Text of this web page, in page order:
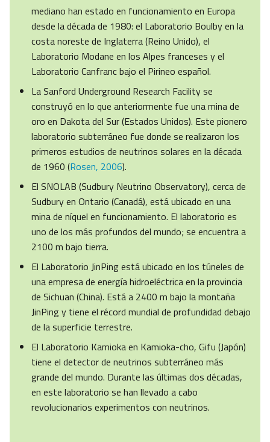
mediano han estado en funcionamiento en Europa
desde la década de 1980: el Laboratorio Boulby en la
costa noreste de Inglaterra (Reino Unido), el
Laboratorio Modane en los Alpes franceses y el
Laboratorio Canfranc bajo el Pirineo español.
La Sanford Underground Research Facility se
construyó en lo que anteriormente fue una mina de
oro en Dakota del Sur (Estados Unidos). Este pionero
laboratorio subterráneo fue donde se realizaron los
primeros estudios de neutrinos solares en la década
de 1960 (Rosen, 2006).
El SNOLAB (Sudbury Neutrino Observatory), cerca de
Sudbury en Ontario (Canadá), está ubicado en una
mina de níquel en funcionamiento. El laboratorio es
uno de los más profundos del mundo; se encuentra a
2100 m bajo tierra.
El Laboratorio JinPing está ubicado en los túneles de
una empresa de energía hidroeléctrica en la provincia
de Sichuan (China). Está a 2400 m bajo la montaña
JinPing y tiene el récord mundial de profundidad debajo
de la superficie terrestre.
El Laboratorio Kamioka en Kamioka-cho, Gifu (Japón)
tiene el detector de neutrinos subterráneo más
grande del mundo. Durante las últimas dos décadas,
en este laboratorio se han llevado a cabo
revolucionarios experimentos con neutrinos.